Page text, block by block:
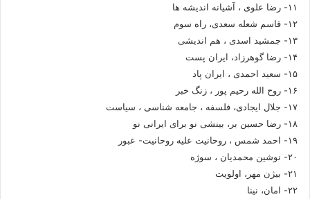
۱۱- رضا علوی ، آشیانه اندیشه ها
۱۲- قاسم شعله سعدی، راه سوم
۱۳- جمشید اسدی ، هم اندیشی
۱۴- رضا گوهرزاد، ایران پست
۱۵- سعید احمدی ، ایران پاد
۱۶- روح الله رحیم پور ، زنگ خبر
۱۷- جلال ایجادی، فلسفه ، جامعه شناسی ، سیاست
۱۸- رضا حسین بر، بینشی نو برای ایرانی نو
۱۹- احمد شمس ، روحانیت علیه روحانیت- عبور
۲۰- نوشین محمدیان ، سوژه
۲۱- بیژن مهر، اولویت
۲۲- امان، نینا